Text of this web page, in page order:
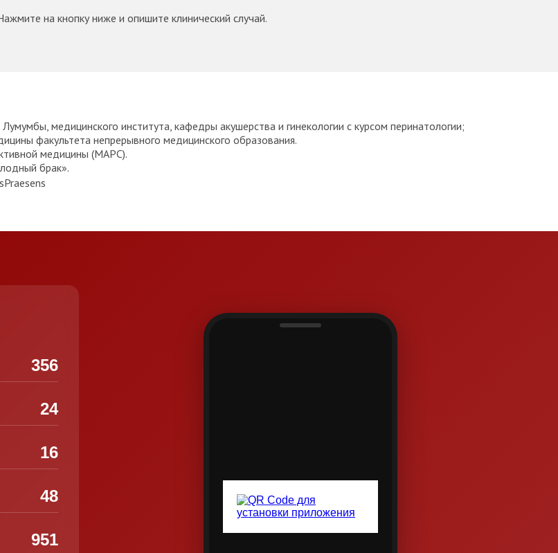
на кнопку ниже и опишите клинический случай.
медицинского института, кафедры акушерства и гинекологии с курсом перинатологии;
факультета непрерывного медицинского образования.
медицины (МАРС).
брак».
356
24
16
48
951